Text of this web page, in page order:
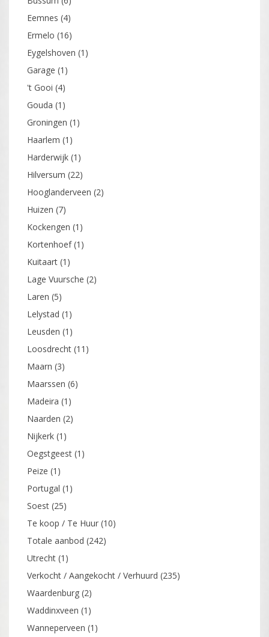
Eemnes (4)
Ermelo (16)
Eygelshoven (1)
Garage (1)
't Gooi (4)
Gouda (1)
Groningen (1)
Haarlem (1)
Harderwijk (1)
Hilversum (22)
Hooglanderveen (2)
Huizen (7)
Kockengen (1)
Kortenhoef(1)
Kuitaart (1)
Lage Vuursche (2)
Laren (5)
Lelystad (1)
Leusden (1)
Loosdrecht (11)
Maarn (3)
Maarssen (6)
Madeira (1)
Naarden (2)
Nijkerk (1)
Oegstgeest (1)
Peize (1)
Portugal (1)
Soest (25)
Te koop / Te Huur (10)
Totale aanbod (242)
Utrecht (1)
Verkocht / Aangekocht / Verhuurd (235)
Waardenburg (2)
Waddinxveen (1)
Wanneperveen (1)